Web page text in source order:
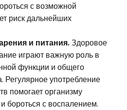
с возможной
риск дальнейших
и питания.Здоровое
играют важную роль в
функции и общего
Регулярное употребление
помогает организму
бороться с воспалением.